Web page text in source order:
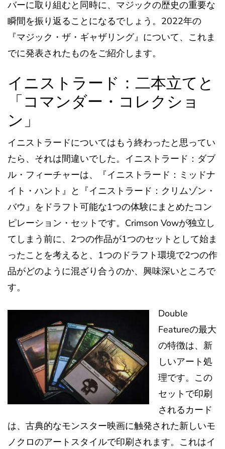
バーに取り組むと同時に、マジックの歴史の重要な
瞬間を振り返ることになるでしょう。2022年の
『マジック・ザ・ギャザリング』について、これま
でに発表されたものをご紹介します。
イニストラード：二本立てと
「コマンダー・コレクショ
ン」
イニストラードについてはもう終わったと思ってい
たら、それは間違いでした。イニストラード：ダブ
ル・フィーチャーは、『イニストラード：ミッドナ
イト・ハント』と『イニストラード：クリムゾン・
バウ』をドラフト可能な1つの体験にまとめたコン
ピレーション・セットです。Crimson Vowが独立し
てしまう前に、2つの作品が1つのセットとして始ま
ったことを考えると、1つのドラフト環境で2つの作
品がどのように混ざり合うのか、興味深いところで
す。
Double
Featureの最大
の特徴は、新
しいアート処
理です。この
セットで印刷
されるカード
は、古典的なモンスター映画に触発された新しいモ
ノクロのアートスタイルで印刷されます。これはイ